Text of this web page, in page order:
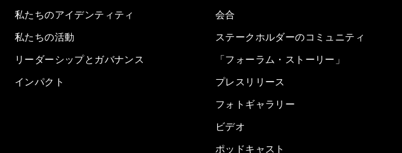
私たちのアイデンティティ
私たちの活動
リーダーシップとガバナンス
インパクト
会合
ステークホルダーのコミュニティ
「フォーラム・ストーリー」
プレスリリース
フォトギャラリー
ビデオ
ポッドキャスト